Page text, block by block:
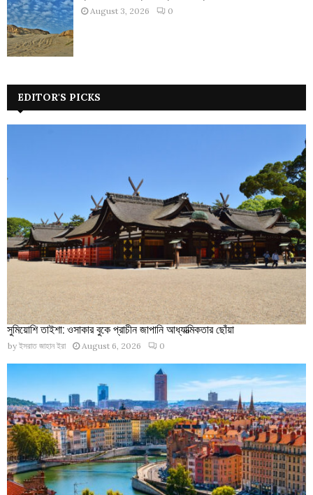
August 3, 2026 0
EDITOR'S PICKS
সুমিয়োশি তাইশা: ওসাকার বুকে প্রাচীন জাপানি আধ্যাত্মিকতার ছোঁয়া
by ইসরাত জাহান ইরা August 6, 2026 0